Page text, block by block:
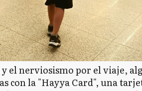
el nerviosismo por el viaje,
con la "Hayya Card", una